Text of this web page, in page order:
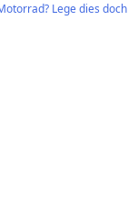
Lege dies doch